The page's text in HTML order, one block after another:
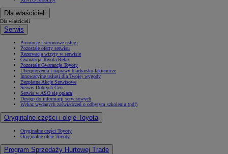
Dla właścicieli
Dla właścicieli
Serwis
Promocje i sezonowe usługi
Pozostałe oferty serwisu
Rezerwacja wizyty w serwisie
Gwarancja Toyota Relax
Pozostałe Gwarancje Toyoty
Ubezpieczenia i naprawy blacharsko-lakiernicze
Innowacyjne usługi dla Twojej wygody
Bezpłatne Akcje Serwisowe
Serwis Dobrych Cen
Serwis w ASO się opłaca
Dostęp do informacji serwisowych
Wykaz wydanych zaświadczeń o odbytym szkoleniu (pdf)
Oryginalne części i oleje Toyota
Oryginalne części Toyoty
Oryginalne oleje Toyoty
Program Sprzedaży Hurtowej Trade